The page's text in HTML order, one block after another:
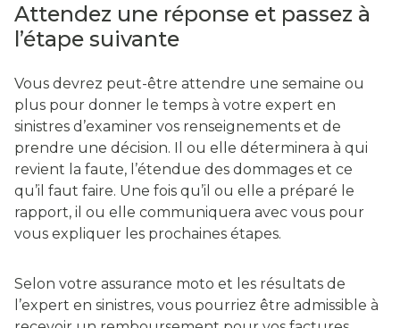
Attendez une réponse et passez à
l’étape suivante
Vous devrez peut-être attendre une semaine ou
plus pour donner le temps à votre expert en
sinistres d’examiner vos renseignements et de
prendre une décision. Il ou elle déterminera à qui
revient la faute, l’étendue des dommages et ce
qu’il faut faire. Une fois qu’il ou elle a préparé le
rapport, il ou elle communiquera avec vous pour
vous expliquer les prochaines étapes.
Selon votre assurance moto et les résultats de
l’expert en sinistres, vous pourriez être admissible à